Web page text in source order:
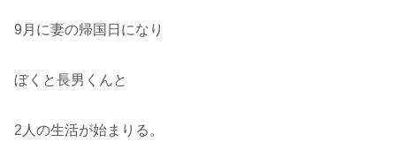
9月に妻の帰国日になり
ぼくと長男くんと
2人の生活が始まりる。